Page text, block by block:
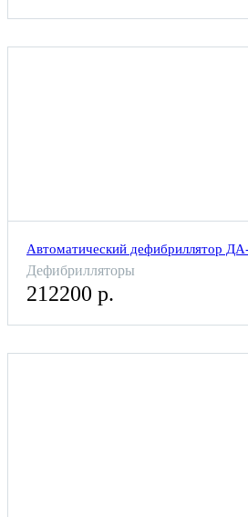
Автоматический дефибриллятор
Дефибрилляторы
212200 р.